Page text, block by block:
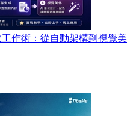
作術：從自動架構到視覺美